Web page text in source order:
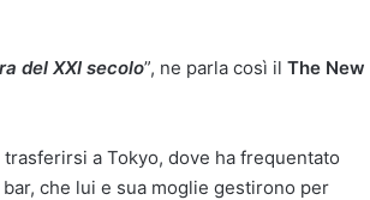
del XXI secolo”, ne parla così il The New
a Tokyo, dove ha frequentato
che lui e sua moglie gestirono per